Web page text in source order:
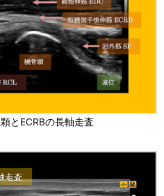
とECRBの長軸走査